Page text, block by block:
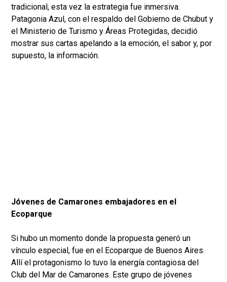
tradicional, esta vez la estrategia fue inmersiva.
Patagonia Azul, con el respaldo del Gobierno de Chubut y
el Ministerio de Turismo y Áreas Protegidas, decidió
mostrar sus cartas apelando a la emoción, el sabor y, por
supuesto, la información.
Jóvenes de Camarones embajadores en el
Ecoparque
Si hubo un momento donde la propuesta generó un
vínculo especial, fue en el Ecoparque de Buenos Aires.
Allí el protagonismo lo tuvo la energía contagiosa del
Club del Mar de Camarones. Este grupo de jóvenes